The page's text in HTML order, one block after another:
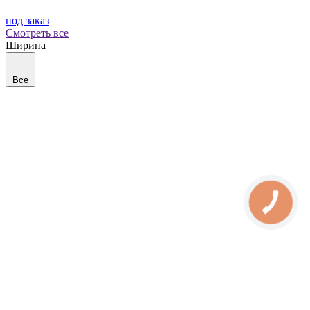
под заказ
Смотреть все
Ширина
Все